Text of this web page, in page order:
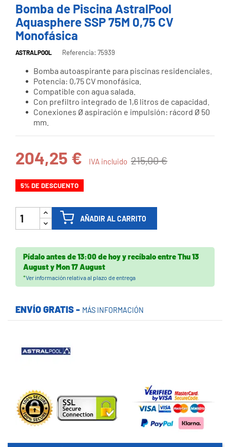
Bomba de Piscina AstralPool
Aquasphere SSP 75M 0,75 CV
Monofásica
ASTRALPOOL Referencia: 75939
Bomba autoaspirante para piscinas residenciales.
Potencia: 0,75 CV monofásica.
Compatible con agua salada.
Con prefiltro integrado de 1,6 litros de capacidad.
Conexiones Ø aspiración e impulsión: rácord Ø 50
mm.
204,25 € IVA incluido 215,00 €
5% DE DESCUENTO
AÑADIR AL CARRITO
Pídalo antes de13:00 de hoyy recíbaloentreThu 13
AugustyMon 17 August
*Ver información relativa al plazo de entrega
ENVÍO GRATIS - MÁS INFORMACIÓN